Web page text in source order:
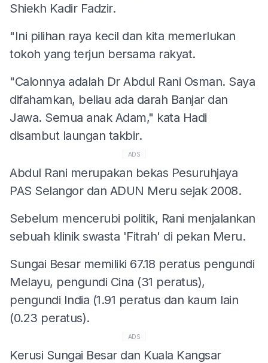
Shiekh Kadir Fadzir.
"Ini pilihan raya kecil dan kita memerlukan
tokoh yang terjun bersama rakyat.
"Calonnya adalah Dr Abdul Rani Osman. Saya
difahamkan, beliau ada darah Banjar dan
Jawa. Semua anak Adam," kata Hadi
disambut laungan takbir.
ADS
Abdul Rani merupakan bekas Pesuruhjaya
PAS Selangor dan ADUN Meru sejak 2008.
Sebelum mencerubi politik, Rani menjalankan
sebuah klinik swasta 'Fitrah' di pekan Meru.
Sungai Besar memiliki 67.18 peratus pengundi
Melayu, pengundi Cina (31 peratus),
pengundi India (1.91 peratus dan kaum lain
(0.23 peratus).
ADS
Kerusi Sungai Besar dan Kuala Kangsar